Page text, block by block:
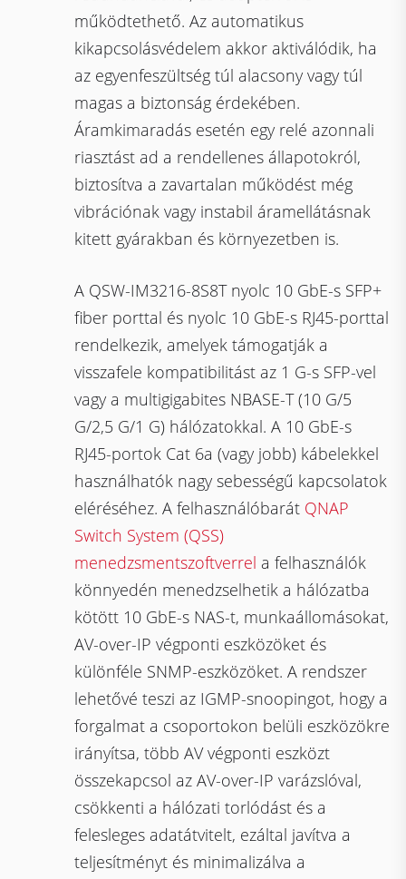
működtethető. Az automatikus
kikapcsolásvédelem akkor aktiválódik, ha
az egyenfeszültség túl alacsony vagy túl
magas a biztonság érdekében.
Áramkimaradás esetén egy relé azonnali
riasztást ad a rendellenes állapotokról,
biztosítva a zavartalan működést még
vibrációnak vagy instabil áramellátásnak
kitett gyárakban és környezetben is.
A QSW-IM3216-8S8T nyolc 10 GbE-s SFP+
fiber porttal és nyolc 10 GbE-s RJ45-porttal
rendelkezik, amelyek támogatják a
visszafele kompatibilitást az 1 G-s SFP-vel
vagy a multigigabites NBASE-T (10 G/5
G/2,5 G/1 G) hálózatokkal. A 10 GbE-s
RJ45-portok Cat 6a (vagy jobb) kábelekkel
használhatók nagy sebességű kapcsolatok
eléréséhez. A felhasználóbarát QNAP
Switch System (QSS)
menedzsmentszoftverrel a felhasználók
könnyedén menedzselhetik a hálózatba
kötött 10 GbE-s NAS-t, munkaállomásokat,
AV-over-IP végponti eszközöket és
különféle SNMP-eszközöket. A rendszer
lehetővé teszi az IGMP-snoopingot, hogy a
forgalmat a csoportokon belüli eszközökre
irányítsa, több AV végponti eszközt
összekapcsol az AV-over-IP varázslóval,
csökkenti a hálózati torlódást és a
felesleges adatátvitelt, ezáltal javítva a
teljesítményt és minimalizálva a